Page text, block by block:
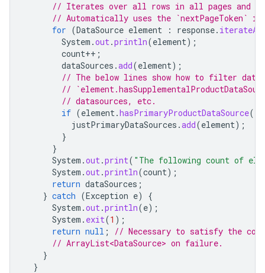
// Iterates over all rows in all pages and
// Automatically uses the
for (DataSource element : response.
System .out.println(element);
count++ ;
dataSources .add(element);
// The below lines show how to filter
//
// datasources, etc.
if (element.hasPrimaryProductDataSource())
justPrimaryDataSources .add(element);
}
}
System .out.print( "The following count of
System .out.println(count);
return dataSources ;
} catch (Exception e)
{
System .out.println(e);
System . exit(1 );
return null ;
// Necessary to satisfy the
// ArrayList<DataSource> on failure.
}
}